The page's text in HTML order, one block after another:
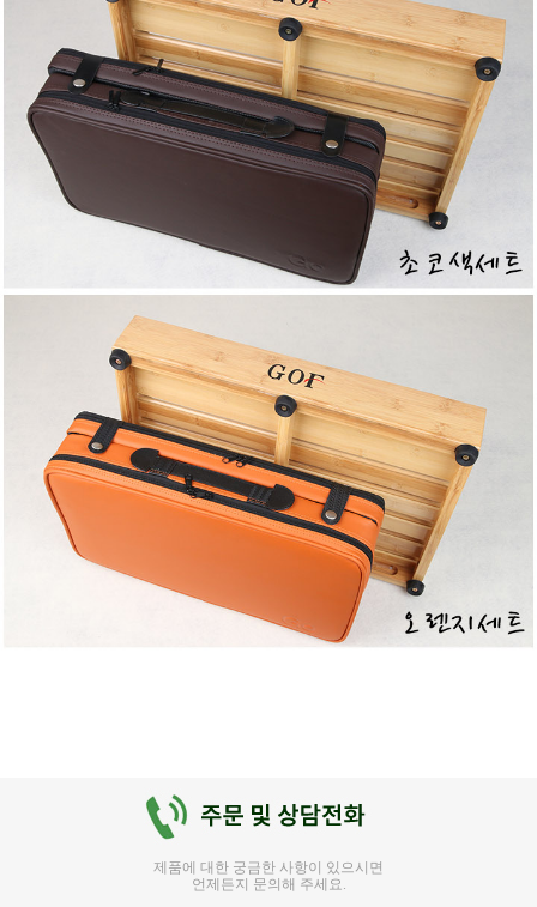
제품에 대한 궁금한 사항이 있으시면
언제든지 문의해 주세요.